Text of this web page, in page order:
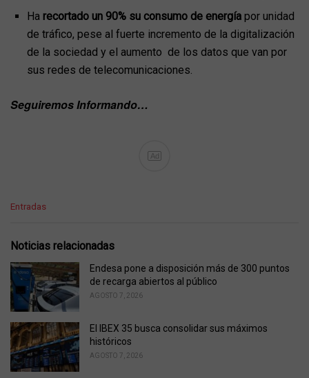
Ha recortado un 90% su consumo de energía por unidad
de tráfico, pese al fuerte incremento de la digitalización
de la sociedad y el aumento de los datos que van por
sus redes de telecomunicaciones.
Seguiremos Informando…
Ad
C
e
o
r
i
:
Entradas
Noticias relacionadas
Endesa pone a disposición más de 300 puntos
de recarga abiertos al público
AGOSTO 7, 2026
El IBEX 35 busca consolidar sus máximos
históricos
AGOSTO 7, 2026